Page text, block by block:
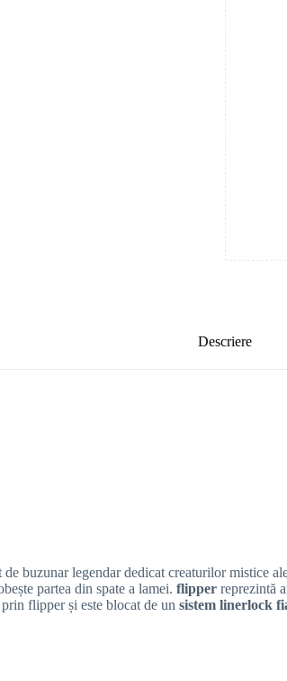
Descriere
de buzunar legendar dedicat creaturilor mistice
partea din spate a lamei. flipper reprezintă
flipper și este blocat de un sistem linerlock